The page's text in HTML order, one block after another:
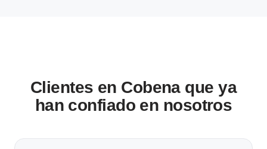
Clientes en Cobena que ya
han confiado en nosotros